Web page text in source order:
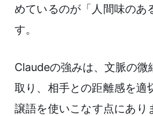
めているのが「人間味のあ
す。
Claudeの強みは、文脈の微
取り、相手との距離感を適
譲語を使いこなす点にあり